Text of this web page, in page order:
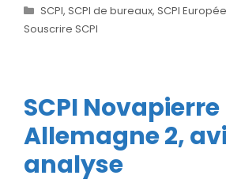
Catégories
SCPI, SCPI de bureaux, SCPI
Souscrire SCPI
SCPI Novapierre
Allemagne 2,
analyse